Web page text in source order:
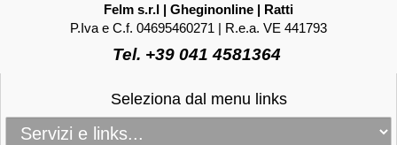
Felm s.r.l | Gheginonline | Ratti
P.Iva e C.f. 04695460271 | R.e.a. VE 441793
Tel. +39 041 4581364
Seleziona dal menu links